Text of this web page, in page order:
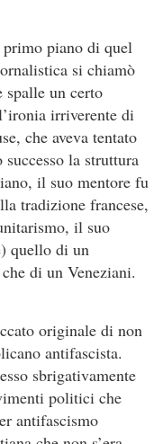
primo piano di quel
si chiamò
spalle un certo
irriverente di
che aveva tentato
la struttura
il suo mentore fu
tradizione francese,
il suo
quello di un
di un Veneziani.
originale di non
antifascista.
sbrigativamente
politici che
antifascismo